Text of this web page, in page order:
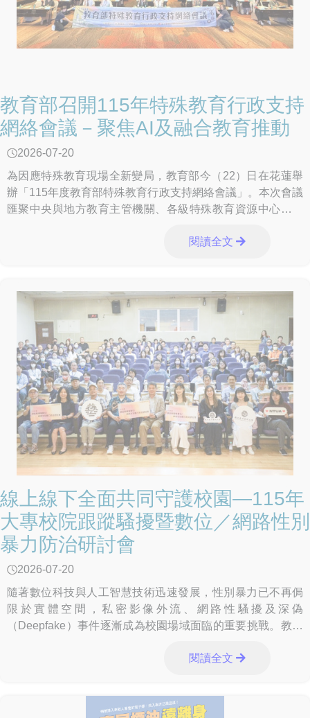
教育部召開115年特殊教育行政支持
網絡會議－聚焦AI及融合教育推動
2026-07-20
為因應特殊教育現場全新變局，教育部今（22）日在花蓮舉
辦「115年度教育部特殊教育行政支持網絡會議」。本次會議
匯聚中央與地方教育主管機關、各級特殊教育資源中心及專
閱讀全文
線上線下全面共同守護校園—115年
大專校院跟蹤騷擾暨數位／網路性別
暴力防治研討會
2026-07-20
隨著數位科技與人工智慧技術迅速發展，性別暴力已不再侷
限於實體空間，私密影像外流、網路性騷擾及深偽
（Deepfake）事件逐漸成為校園場域面臨的重要挑戰。教育
閱讀全文